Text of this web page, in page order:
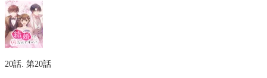
20話. 第20話